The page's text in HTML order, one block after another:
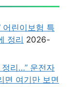
어린이보험 특
정리 2026-
리…” 운전자
면 여기만 보면